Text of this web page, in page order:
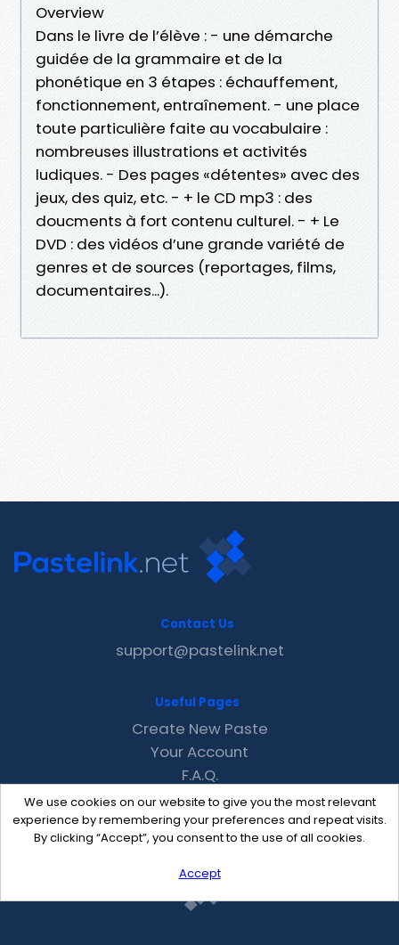
Overview
Dans le livre de l’élève : - une démarche
guidée de la grammaire et de la
phonétique en 3 étapes : échauffement,
fonctionnement, entraînement. - une place
toute particulière faite au vocabulaire :
nombreuses illustrations et activités
ludiques. - Des pages «détentes» avec des
jeux, des quiz, etc. - + le CD mp3 : des
doucments à fort contenu culturel. - + Le
DVD : des vidéos d’une grande variété de
genres et de sources (reportages, films,
documentaires...).
We use cookies on our website to give you the most relevant
experience by remembering your preferences and repeat visits.
By clicking “Accept”, you consent to the use of all cookies.
Accept
Contact Us
support@pastelink.net
Useful Pages
Create New Paste
Your Account
F.A.Q.
Recent
Contact